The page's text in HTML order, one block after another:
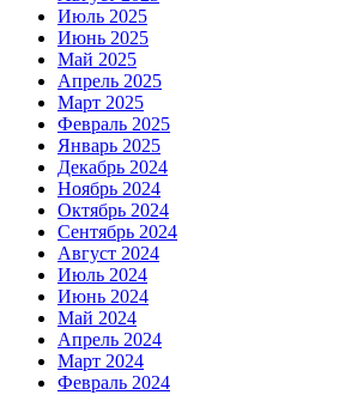
Июль 2025
Июнь 2025
Май 2025
Апрель 2025
Март 2025
Февраль 2025
Январь 2025
Декабрь 2024
Ноябрь 2024
Октябрь 2024
Сентябрь 2024
Август 2024
Июль 2024
Июнь 2024
Май 2024
Апрель 2024
Март 2024
Февраль 2024